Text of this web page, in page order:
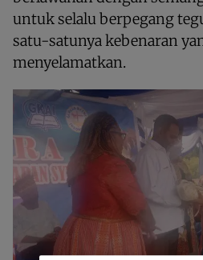
untuk selalu berpegang
satu-satunya kebenaran
menyelamatkan.